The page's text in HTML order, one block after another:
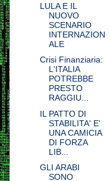
LULA E IL
NUOVO
SCENARIO
INTERNAZION
ALE
Crisi Finanziaria:
L'ITALIA
POTREBBE
PRESTO
RAGGIU...
IL PATTO DI
STABILITA' E'
UNA CAMICIA
DI FORZA
LIB...
GLI ARABI
SONO